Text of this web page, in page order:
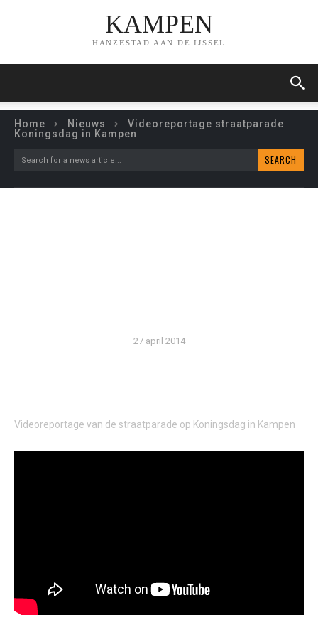
KAMPEN
HANZESTAD AAN DE IJSSEL
Home Nieuws
Videoreportage straatparade
Koningsdag in Kampen
Search for a news article... SEARCH
27 april 2014
Videoreportage van de straatparade op Koningsdag in Kampen